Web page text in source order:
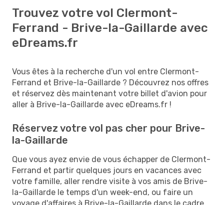
Trouvez votre vol Clermont-
Ferrand - Brive-la-Gaillarde avec
eDreams.fr
Vous êtes à la recherche d'un vol entre Clermont-
Ferrand et Brive-la-Gaillarde ? Découvrez nos offres
et réservez dès maintenant votre billet d'avion pour
aller à Brive-la-Gaillarde avec eDreams.fr !
Réservez votre vol pas cher pour Brive-
la-Gaillarde
Que vous ayez envie de vous échapper de Clermont-
Ferrand et partir quelques jours en vacances avec
votre famille, aller rendre visite à vos amis de Brive-
la-Gaillarde le temps d'un week-end, ou faire un